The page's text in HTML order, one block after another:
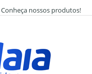
Conheça nossos produtos!